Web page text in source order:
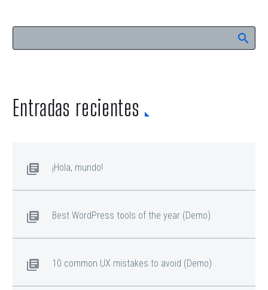
Entradas recientes
¡Hola, mundo!
Best WordPress tools of the year (Demo)
10 common UX mistakes to avoid (Demo)